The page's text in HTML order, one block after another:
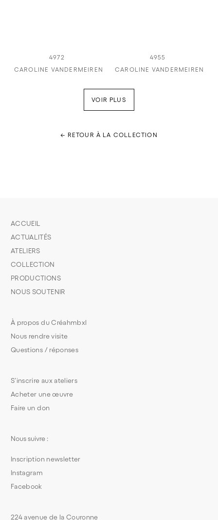
4972
CAROLINE VANDERMEIREN
4955
CAROLINE VANDERMEIREN
VOIR PLUS
← RETOUR À LA COLLECTION
S’inscrire aux ateliers
Acheter une œuvre
Faire un don
À propos du Créahmbxl
Nous rendre visite
Questions / réponses
ACCUEIL
ACTUALITÉS
ATELIERS
COLLECTION
PRODUCTIONS
NOUS SOUTENIR
224 avenue de la Couronne
Nous suivre :
Inscription newsletter
Instagram
Facebook